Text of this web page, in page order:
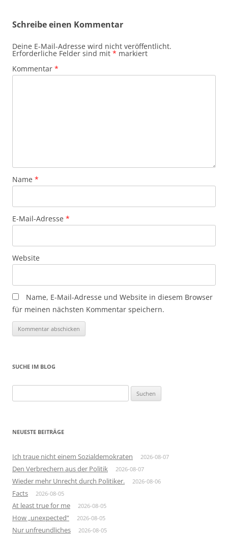
Schreibe einen Kommentar
Deine E-Mail-Adresse wird nicht veröffentlicht.
Erforderliche Felder sind mit * markiert
Kommentar *
Name *
E-Mail-Adresse *
Website
Name, E-Mail-Adresse und Website in diesem Browser
für meinen nächsten Kommentar speichern.
SUCHE IM BLOG
nach:
NEUESTE BEITRÄGE
Ich traue nicht einem Sozialdemokraten 2026-08-07
Den Verbrechern aus der Politik 2026-08-07
Wieder mehr Unrecht durch Politiker. 2026-08-06
Facts 2026-08-05
At least true for me 2026-08-05
How „unexpected“ 2026-08-05
Nur unfreundliches 2026-08-05